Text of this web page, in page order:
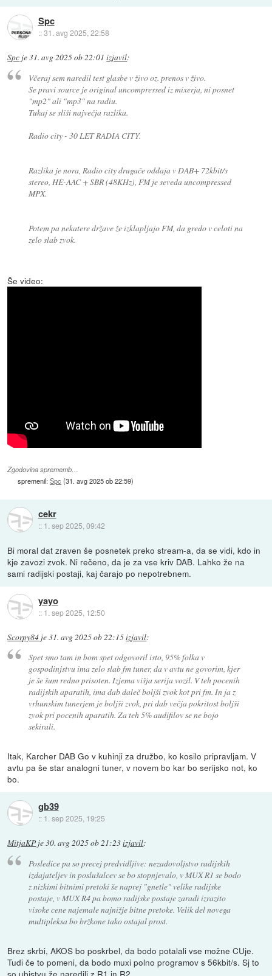
Spc
::31. avg 2025, 22:58
Spc je31. avg 2025 ob 22:01 izjavil:
Včeraj sem naredil test glasbe v živo oz. prenos v živo.
Se pravi source je original uncompressed iz mixerja, ni posnet
"mp2" ali "mp3" na radiu.
Tukaj se sliši največja razlika.
Radio city - 30 LET RADIA CITY.
Razlika je nora, Radio city drugače oddaja v DAB+ 72kbit/s
stereo, HE-AAC + SBR (48KHz), FM je seveda uncompressed
MPX.
Potem pa nekatere države že izklapljajo FM, da gredo v celoti na
zelo slab zvok.
Še video:
Zgodovina sprememb…
spremenil:Spc (31. avg 2025 ob 22:59)
cekr
:: 1. sep 2025, 09:42
Bi moral dat zraven še posnetek preko stream-a, da se vidi, kdo in
kje zavozi zvok. Ni rečeno, da je za vse kriv DAB. Lahko že na
sami radijski postaji, kaj čarajo po nepotrebnem.
yayo
:: 1. sep 2025, 12:50
Scorpy84 je31. avg 2025 ob 22:15izjavil:
Spet smo tam in bom spet odgovoril isto, 95% folka v
gospodinjstvu ima zelo slab fm tuner, da v avtu ne govorim, kjer
je še šum redno prisoten. Izjema višja serija vozil. V teh pocenih
radijskih aparatih, ima dab daleč boljši zvok kot pri fm. In ja z
vrhunskim tunerjem je boljši zvok, pri dab večja pokritost boljši
zvok pri pocenih aparatih. Za teh 5% audifilov se ne bojo
sekirali.
Itak, Karcher DAB Go v kuhinji za družbo, ko kosilo pripravljam. V
avtu pa še star analogni tuner, v novem bo kar bo serijsko not, ko
bo.
gb39
:: 1. sep 2025, 19:25
MitjaKP je30. avg 2025 ob 21:23izjavil:
Posledice pa so precej predvidljive: nezadovoljstvo radijskih
izdajateljev in poslušalcev se bo stopnjevalo, v MUX R1 se bodo
z nizkimi bitnimi pretoki še naprej "gnetle" velike radijske
postaje, v MUX R4 pa bomo radijske postaje zaradi izrazito
visoke cene najemale najnižje bitne pretoke. Velik del novega
multipleksa bo bržkone tako ostajal prost.
Brez skrbi, AKOS bo poskrbel, da bodo potalali vse možne CUje.
Tudi če to pomeni, da bodo muxi polno programov s 56kbit/s. Sj to
so ubistvu že naredili z R1 in R2.